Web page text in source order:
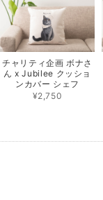
チャリティ企画 ボナさ
ん x Jubilee クッショ
ンカバー シェフ
¥2,750